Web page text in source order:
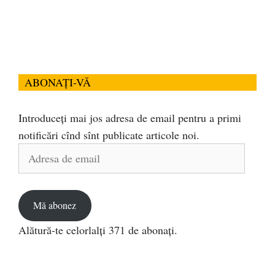
ABONAȚI-VĂ
Introduceți mai jos adresa de email pentru a primi
notificări cînd sînt publicate articole noi.
Mă abonez
Alătură-te celorlalți 371 de abonați.